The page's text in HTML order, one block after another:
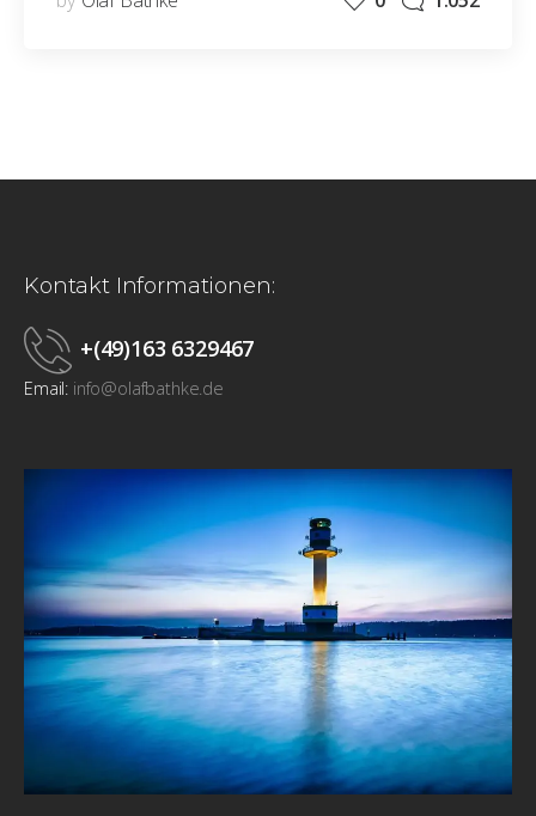
Kontakt Informationen:
+(49)163 6329467
Email: info@olafbathke.de